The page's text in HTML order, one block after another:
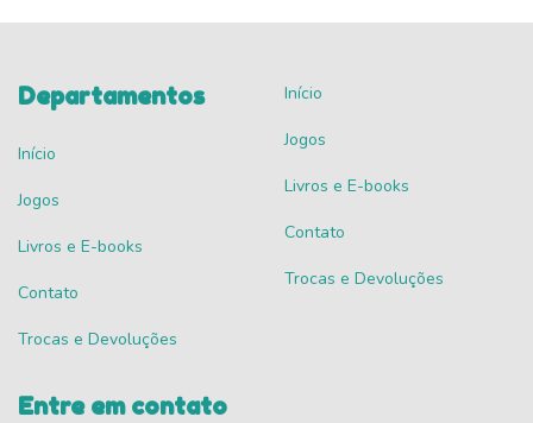
Departamentos
Início
Jogos
Livros e E-books
Contato
Trocas e Devoluções
Início
Jogos
Livros e E-books
Contato
Trocas e Devoluções
Entre em contato